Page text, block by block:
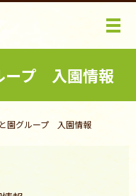
メ
ープ 入園情報
園グループ 入園情報